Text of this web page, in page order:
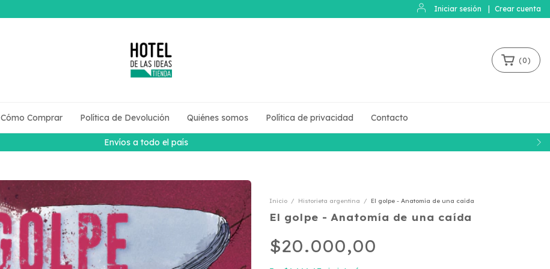
Iniciar sesión Crear cuenta
Envíos a todo el país
(0)
Cómo Comprar Política de Devolución Quiénes somos Política de privacidad Contacto
Inicio / Historieta argentina / El golpe - Anatomía de una caída
El golpe - Anatomía de una caída
$20.000,00